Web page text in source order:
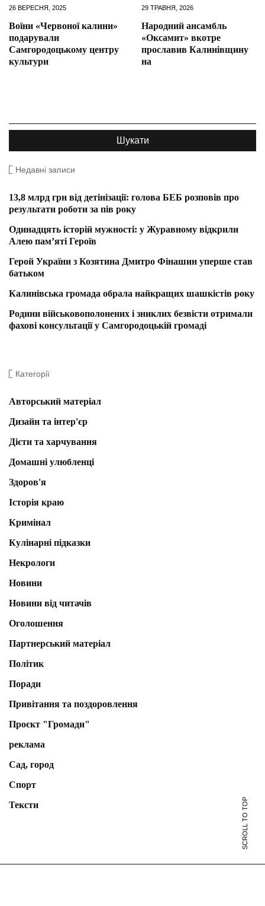
26 ВЕРЕСНЯ, 2025
Воїни «Червоної калини»
подарували
Самгородоцькому центру
культури
29 ТРАВНЯ, 2026
Народний ансамбль
«Оксамит» вкотре
прославив Калинівщину
на
Недавні записи
13,8 млрд грн від детінізації: голова БЕБ розповів про
результати роботи за пів року
Одинадцять історій мужності: у Журавному відкрили
Алею пам’яті Героїв
Герой України з Козятина Дмитро Фінашин уперше став
батьком
Калинівська громада обрала найкращих шашкістів року
Родини військовополонених і зниклих безвісти отримали
фахові консультації у Самгородоцькій громаді
Категорії
Авторський матеріал
Дизайн та інтер'єр
Дієти та харчування
Домашні улюбленці
Здоров'я
Історія краю
Кримінал
Кулінарні підказки
Некрологи
Новини
Новини від читачів
Оголошення
Партнерський матеріал
Політик
Поради
Привітання та поздоровлення
Проєкт "Громади"
реклама
Сад, город
Спорт
Тексти
SCROLL TO TOP